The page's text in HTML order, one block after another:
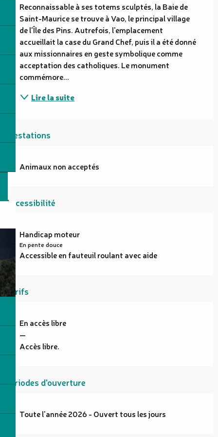
Reconnaissable à ses totems sculptés, la Baie de
Saint-Maurice se trouve à Vao, le principal village
de l'Île des Pins. Autrefois, l'emplacement
accueillait la case du Grand Chef, puis il a été donné
aux missionnaires en geste symbolique comme
acceptation des catholiques. Le monument
commémore...
Lire la suite
Prestations
Animaux non acceptés
Accessibilité
Handicap moteur
En pente douce
Accessible en fauteuil roulant avec aide
Tarifs
En accès libre
—
Accès libre.
Périodes d'ouverture
Toute l'année 2026 - Ouvert tous les jours